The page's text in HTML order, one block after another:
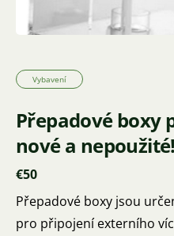
Vybavení
Přepadové boxy
nové a nepoužité!
€50
Přepadové boxy jsou
pro připojení externího